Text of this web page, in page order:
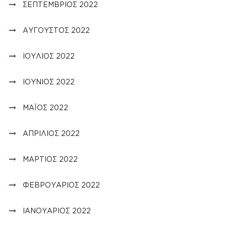
ΣΕΠΤΈΜΒΡΙΟΣ 2022
ΑΎΓΟΥΣΤΟΣ 2022
ΙΟΎΛΙΟΣ 2022
ΙΟΎΝΙΟΣ 2022
ΜΆΙΟΣ 2022
ΑΠΡΊΛΙΟΣ 2022
ΜΆΡΤΙΟΣ 2022
ΦΕΒΡΟΥΆΡΙΟΣ 2022
ΙΑΝΟΥΆΡΙΟΣ 2022